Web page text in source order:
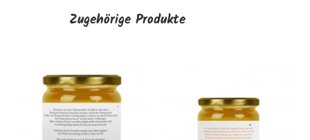
Zugehörige Produkte